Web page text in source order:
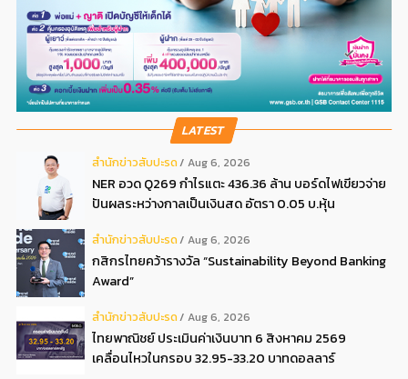
LATEST
สํานักข่าวสับปะรด
Aug 6, 2026
NER อวด Q269 กำไรแตะ 436.36 ล้าน บอร์ดไฟเขียวจ่าย
ปันผลระหว่างกาลเป็นเงินสด อัตรา 0.05 บ.หุ้น
สํานักข่าวสับปะรด Aug 6, 2026
กสิกรไทยคว้ารางวัล “Sustainability Beyond Banking
Award”
สํานักข่าวสับปะรด Aug 6, 2026
ไทยพาณิชย์ ประเมินค่าเงินบาท 6 สิงหาคม 2569
เคลื่อนไหวในกรอบ 32.95-33.20 บาทดอลลาร์